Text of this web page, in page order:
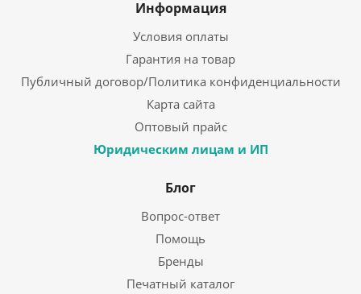
Информация
Условия оплаты
Гарантия на товар
Публичный договор/Политика конфиденциальности
Карта сайта
Оптовый прайс
Юридическим лицам и ИП
Блог
Вопрос-ответ
Помощь
Бренды
Печатный каталог